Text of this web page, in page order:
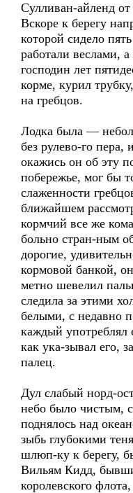
Сулливан-айленд
Вскоре к берегу
которой сидело
работали веслами,
господин лет
корме, курил
на гребцов.
Лодка была —
без рулево-го пера,
окажись он об эту
побережье, мог бы
слаженности
ближайшем
кормчий все же
больно стран-ным
дорогие,
кормовой банкой,
метно шевелил
следила за этими
белыми, с недавно
каждый употреблял
как ука-зывал его,
палец.
Дул слабый норд-
небо было чистым,
поднялось над
зыбь глубокими
шлюп-ку к берегу,
Вильям Кидд,
королевского